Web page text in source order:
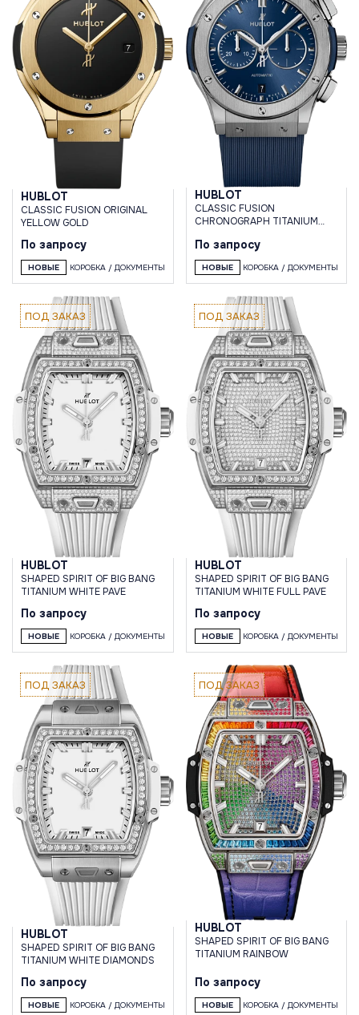
HUBLOT
CLASSIC FUSION ORIGINAL
YELLOW GOLD
По запросу
НОВЫЕ КОРОБКА / ДОКУМЕНТЫ
HUBLOT
CLASSIC FUSION
CHRONOGRAPH TITANIUM
По запросу
НОВЫЕ КОРОБКА / ДОКУМЕНТЫ
ПОД ЗАКАЗ
HUBLOT
SHAPED SPIRIT OF BIG BANG
TITANIUM WHITE PAVE
По запросу
НОВЫЕ КОРОБКА / ДОКУМЕНТЫ
ПОД ЗАКАЗ
HUBLOT
SHAPED SPIRIT OF BIG BANG
TITANIUM WHITE FULL PAVE
По запросу
НОВЫЕ КОРОБКА / ДОКУМЕНТЫ
ПОД ЗАКАЗ
HUBLOT
SHAPED SPIRIT OF BIG BANG
TITANIUM WHITE DIAMONDS
По запросу
НОВЫЕ КОРОБКА / ДОКУМЕНТЫ
ПОД ЗАКАЗ
HUBLOT
SHAPED SPIRIT OF BIG BANG
TITANIUM RAINBOW
По запросу
НОВЫЕ КОРОБКА / ДОКУМЕНТЫ